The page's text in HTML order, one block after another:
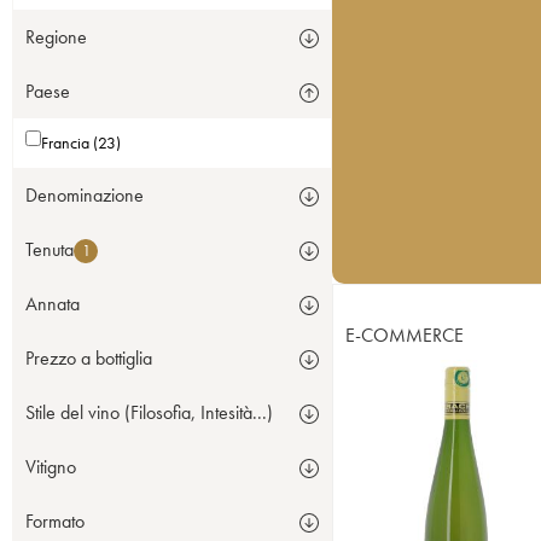
Regione
Paese
Francia (23)
Denominazione
Tenuta 1
Annata
Prezzo a bottiglia
Stile del vino (Filosofia, Intesità...)
Vitigno
Formato
E-COMMERCE